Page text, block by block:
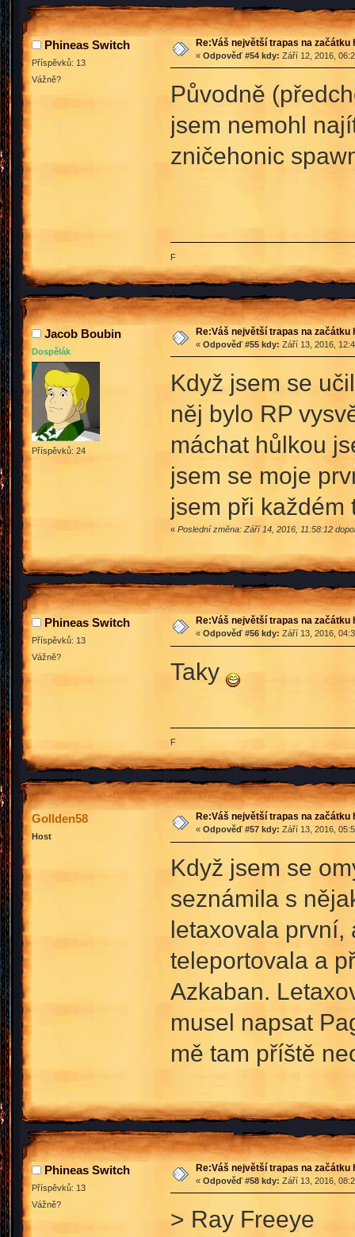
Phineas Switch
Příspěvků: 13
Vážně?
Re:Váš největší trapas na začátku
« Odpověď #54 kdy: Září 12, 2016,
Původně
jsem nemohl
zničehonic
F
Jacob Boubin
Dospělák
Příspěvků: 24
Re:Váš největší trapas na začátku
« Odpověď #55 kdy: Září 13, 2016,
Když jsem se
něj bylo RP
máchat hůlkou
jsem se moje
jsem při
« Poslední změna: Září 14, 2016, 11:58:12
Phineas Switch
Příspěvků: 13
Vážně?
Re:Váš největší trapas na začátku
« Odpověď #56 kdy: Září 13, 2016,
Taky
F
Gollden58
Host
Re:Váš největší trapas na začátku
« Odpověď #57 kdy: Září 13, 2016,
Když jsem se
seznámila s
letaxovala první,
teleportovala a
Azkaban.
musel napsat
mě tam příště
Phineas Switch
Příspěvků: 13
Vážně?
Re:Váš největší trapas na začátku
« Odpověď #58 kdy: Září 13, 2016,
> Ray Freeye